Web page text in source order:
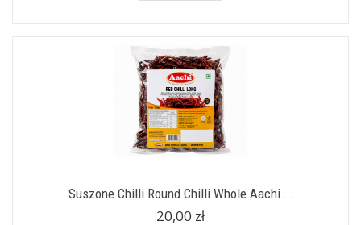
Suszone Chilli Round Chilli Whole Aachi ...
20,00 zł